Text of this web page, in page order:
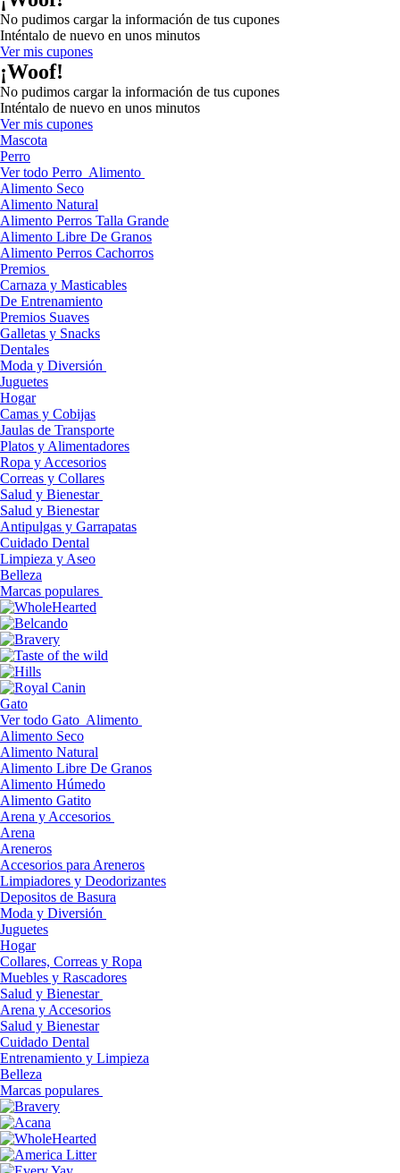
No pudimos cargar la información de tus cupones
Inténtalo de nuevo en unos minutos
Ver mis cupones
¡Woof!
No pudimos cargar la información de tus cupones
Inténtalo de nuevo en unos minutos
Ver mis cupones
Mascota
Perro
Ver todo Perro Alimento
Alimento Seco
Alimento Natural
Alimento Perros Talla Grande
Alimento Libre De Granos
Alimento Perros Cachorros
Premios
Carnaza y Masticables
De Entrenamiento
Premios Suaves
Galletas y Snacks
Dentales
Moda y Diversión
Juguetes
Hogar
Camas y Cobijas
Jaulas de Transporte
Platos y Alimentadores
Ropa y Accesorios
Correas y Collares
Salud y Bienestar
Salud y Bienestar
Antipulgas y Garrapatas
Cuidado Dental
Limpieza y Aseo
Belleza
Marcas populares
Gato
Ver todo Gato Alimento
Alimento Seco
Alimento Natural
Alimento Libre De Granos
Alimento Húmedo
Alimento Gatito
Arena y Accesorios
Arena
Areneros
Accesorios para Areneros
Limpiadores y Deodorizantes
Depositos de Basura
Moda y Diversión
Juguetes
Hogar
Collares, Correas y Ropa
Muebles y Rascadores
Salud y Bienestar
Arena y Accesorios
Salud y Bienestar
Cuidado Dental
Entrenamiento y Limpieza
Belleza
Marcas populares